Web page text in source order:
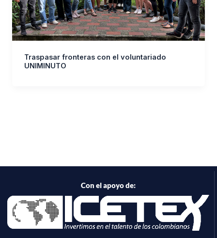
Traspasar fronteras con el voluntariado
UNIMINUTO
Con el apoyo de: